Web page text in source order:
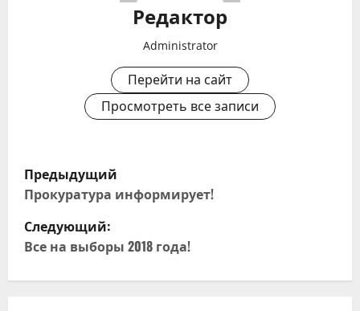
Редактор
Administrator
Перейти на сайт
Просмотреть все записи
Н
а
в
Предыдущий
Прокуратура информирует!
Следующий:
Все на выборы 2018 года!